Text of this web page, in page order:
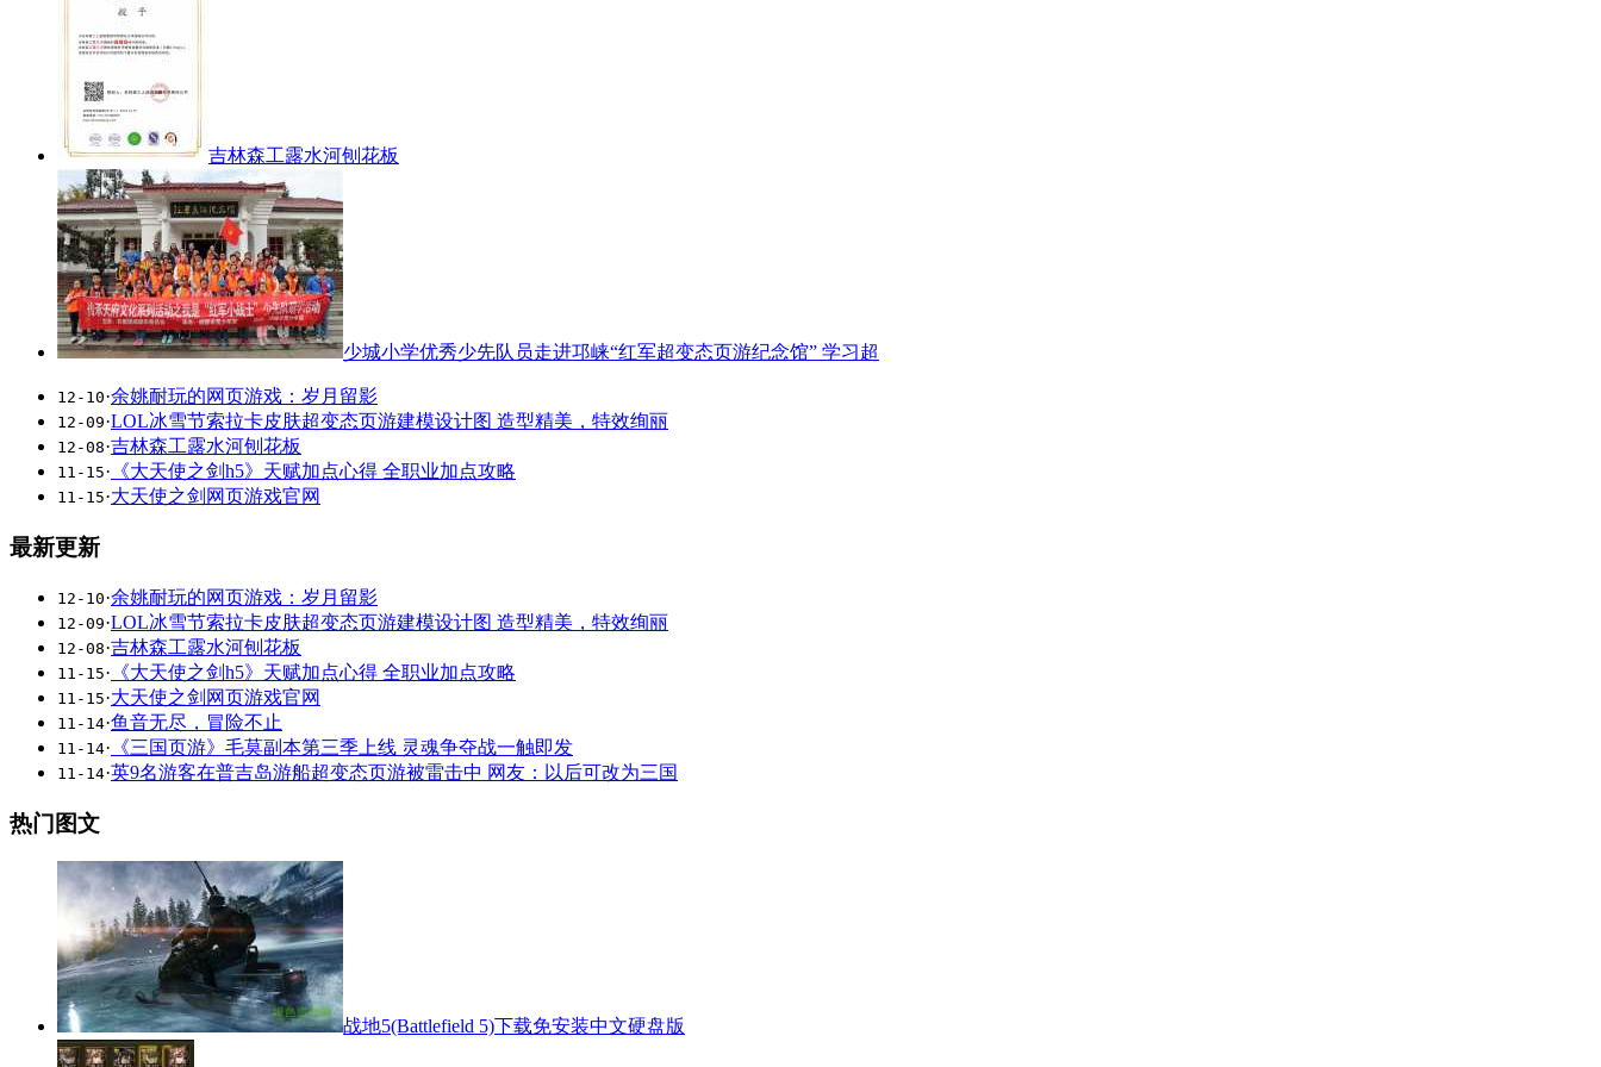
吉林森工露水河刨花板
少城小学优秀少先队员走进邛崃“红军超变态页游纪念馆” 学习超
12-10·余姚耐玩的网页游戏：岁月留影
12-09·LOL冰雪节索拉卡皮肤超变态页游建模设计图 造型精美，特效绚丽
12-08·吉林森工露水河刨花板
11-15· 《大天使之剑h5》天赋加点心得 全职业加点攻略
11-15·大天使之剑网页游戏官网
最新更新
12-10·余姚耐玩的网页游戏：岁月留影
12-09·LOL冰雪节索拉卡皮肤超变态页游建模设计图 造型精美，特效绚丽
12-08·吉林森工露水河刨花板
11-15· 《大天使之剑h5》天赋加点心得 全职业加点攻略
11-15·大天使之剑网页游戏官网
11-14·鱼音无尽，冒险不止
11-14· 《三国页游》毛莫副本第三季上线 灵魂争夺战一触即发
11-14·英9名游客在普吉岛游船超变态页游被雷击中 网友：以后可改为三国
热门图文
战地5(Battlefield 5)下载免安装中文硬盘版